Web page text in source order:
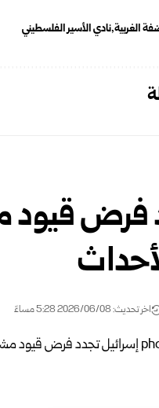
الغربية نادي الأسير الفلسطيني
فرض
اخر تحديث: 2026/06/08 5:28 مساءً